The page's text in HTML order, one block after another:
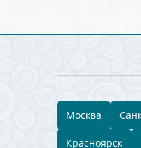
Москва
Красноярск